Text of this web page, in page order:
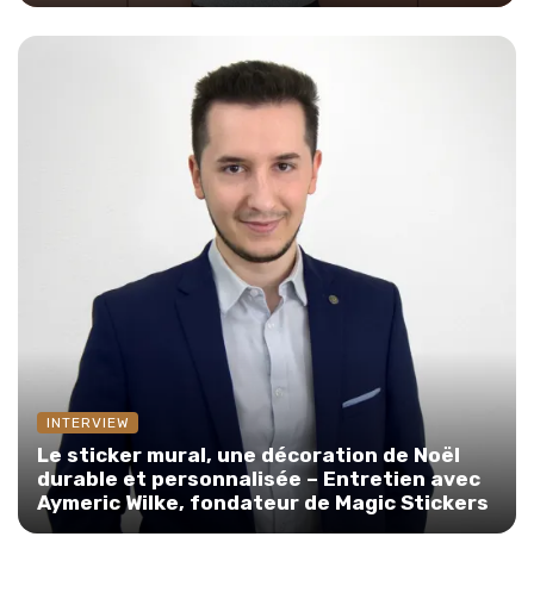
INTERVIEW
Le sticker mural, une décoration de Noël
durable et personnalisée – Entretien avec
Aymeric Wilke, fondateur de Magic Stickers